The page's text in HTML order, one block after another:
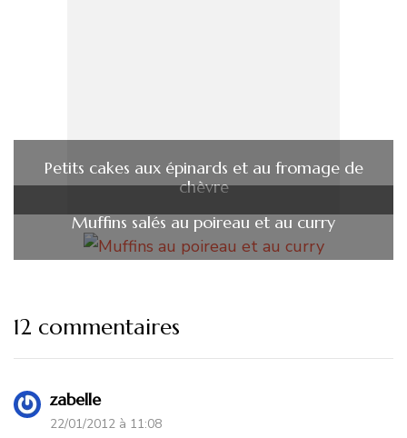
Petits cakes aux épinards et au fromage de
chèvre
Muffins salés au poireau et au curry
12 commentaires
zabelle
22/01/2012 à 11:08